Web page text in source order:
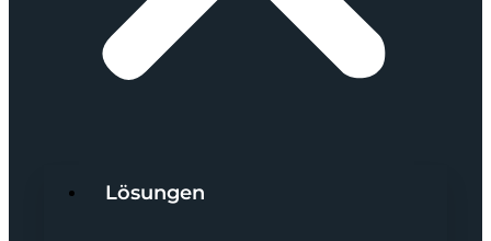
Lösungen